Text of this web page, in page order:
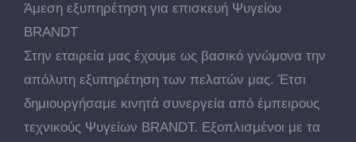
Άμεση εξυπηρέτηση για επισκευή Ψυγείου
BRANDT
Στην εταιρεία μας έχουμε ως βασικό γνώμονα την
απόλυτη εξυπηρέτηση των πελατών μας. Έτσι
δημιουργήσαμε κινητά συνεργεία από έμπειρους
τεχνικούς Ψυγείων BRANDT. Εξοπλισμένοι με τα